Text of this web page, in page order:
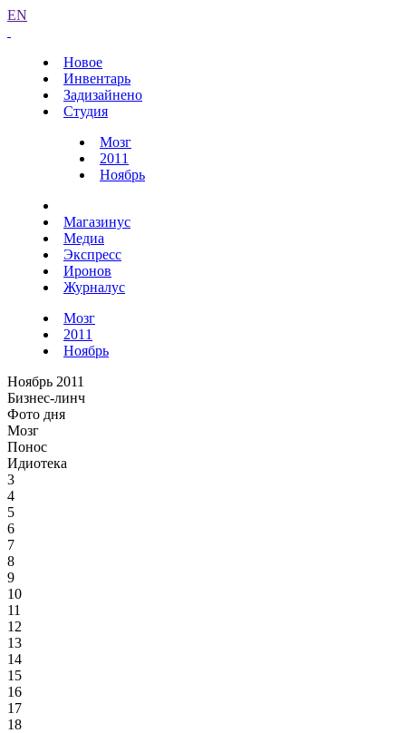
EN
Новое
Инвентарь
Задизайнено
Студия
Мозг
2011
Ноябрь
Магазинус
Медиа
Экспресс
Иронов
Журналус
Мозг
2011
Ноябрь
Ноябрь 2011
Бизнес-линч
Фото дня
Мозг
Понос
Идиотека
3
4
5
6
7
8
9
10
11
12
13
14
15
16
17
18